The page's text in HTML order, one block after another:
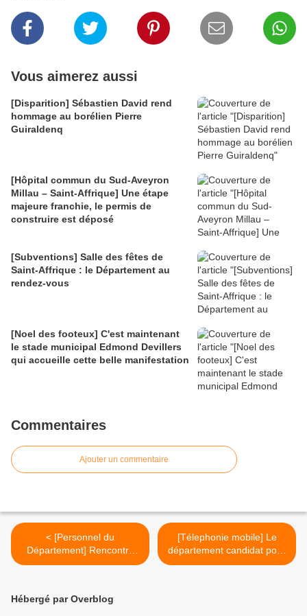
Vous aimerez aussi
[Disparition] Sébastien David rend
hommage au borélien Pierre
Guiraldenq
[Hôpital commun du Sud-Aveyron
Millau – Saint-Affrique] Une étape
majeure franchie, le permis de
construire est déposé
[Subventions] Salle des fêtes de
Saint-Affrique : le Département au
rendez-vous
[Noel des footeux] C'est maintenant
le stade municipal Edmond Devillers
qui accueille cette belle manifestation
Commentaires
Ajouter un commentaire
< [Personnel du
Département] Rencontre
des 118 agents du secteur
[Télephonie mobile] Le
département candidat pour
résoudre les zones
Hébergé par Overblog